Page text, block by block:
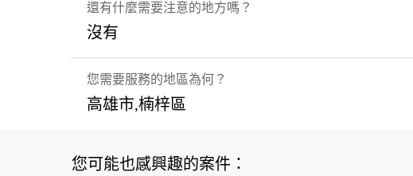
還有什麼需要注意的地方嗎？
沒有
您需要服務的地區為何？
高雄市,楠梓區
您可能也感興趣的案件：